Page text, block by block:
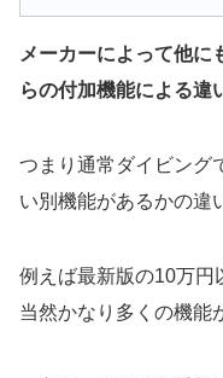
メーカーによって他に
らの付加機能による違
つまり通常ダイビング
い別機能があるかの違
例えば最新版の10万円
当然かなり多くの機能